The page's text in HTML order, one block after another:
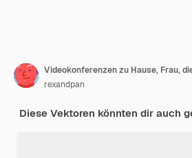
rexandpan
Diese Vektoren könnten dir auch